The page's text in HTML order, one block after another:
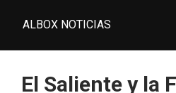
ALBOX NOTICIAS
El Saliente y la